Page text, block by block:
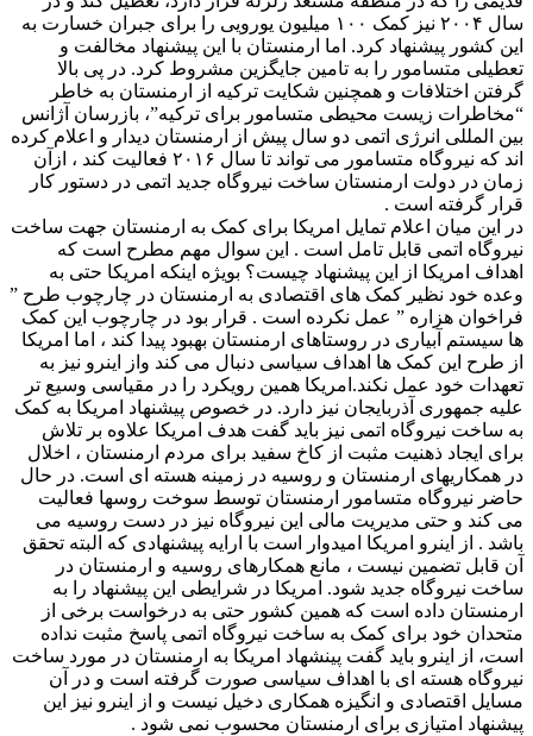
سال ۲۰۰۴ نیز کمک ۱۰۰ میلیون یورویی را برای جبران خسارت به
این کشور پیشنهاد کرد. اما ارمنستان با این پیشنهاد مخالفت و
تعطیلی متسامور را به تامین جایگزین مشروط کرد. در پی بالا
گرفتن اختلافات و همچنین شکایت ترکیه از ارمنستان به خاطر
“مخاطرات زیست محیطی متسامور برای ترکیه”، بازرسان آژانس
بین المللی انرژی اتمی دو سال پیش از ارمنستان دیدار و اعلام کرده
اند که نیروگاه متسامور می تواند تا سال ۲۰۱۶ فعالیت کند ، ازآن
زمان در دولت ارمنستان ساخت نیروگاه جدید اتمی در دستور کار
قرار گرفته است .
در این میان اعلام تمایل امریکا برای کمک به ارمنستان جهت ساخت
نیروگاه اتمی قابل تامل است . این سوال مهم مطرح است که
اهداف امریکا از این پیشنهاد چیست؟ بویژه اینکه امریکا حتی به
وعده خود نظیر کمک های اقتصادی به ارمنستان در چارچوب طرح ”
فراخوان هزاره ” عمل نکرده است . قرار بود در چارچوب این کمک
ها سیستم آبیاری در روستاهای ارمنستان بهبود پیدا کند ، اما امریکا
از طرح این کمک ها اهداف سیاسی دنبال می کند واز اینرو نیز به
تعهدات خود عمل نکند.امریکا همین رویکرد را در مقیاسی وسیع تر
علیه جمهوری آذربایجان نیز دارد. در خصوص پیشنهاد امریکا به کمک
به ساخت نیروگاه اتمی نیز باید گفت هدف امریکا علاوه بر تلاش
برای ایجاد ذهنیت مثبت از کاخ سفید برای مردم ارمنستان ، اخلال
در همکاریهای ارمنستان و روسیه در زمینه هسته ای است. در حال
حاضر نیروگاه متسامور ارمنستان توسط سوخت روسها فعالیت
می کند و حتی مدیریت مالی این نیروگاه نیز در دست روسیه می
باشد . از اینرو امریکا امیدوار است با ارایه پیشنهادی که البته تحقق
آن قابل تضمین نیست ، مانع همکارهای روسیه و ارمنستان در
ساخت نیروگاه جدید شود. امریکا در شرایطی این پیشنهاد را به
ارمنستان داده است که همین کشور حتی به درخواست برخی از
متحدان خود برای کمک به ساخت نیروگاه اتمی پاسخ مثبت نداده
است، از اینرو باید گفت پینشهاد امریکا به ارمنستان در مورد ساخت
نیروگاه هسته ای با اهداف سیاسی صورت گرفته است و در آن
مسایل اقتصادی و انگیزه همکاری دخیل نیست و از اینرو نیز این
پیشنهاد امتیازی برای ارمنستان محسوب نمی شود .